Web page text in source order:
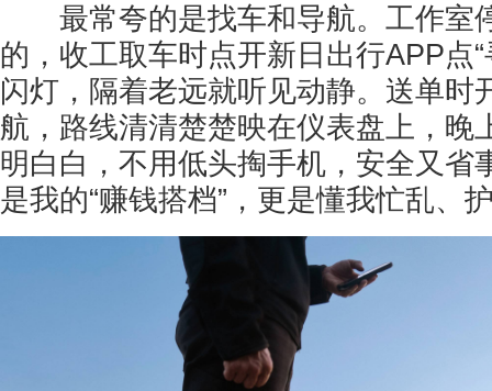
最常夸的是找车和导航。工作室
的，收工取车时点开新日出行APP点
闪灯，隔着老远就听见动静。送单时
航，路线清清楚楚映在仪表盘上，晚
明白白，不用低头掏手机，安全又省
是我的“赚钱搭档”，更是懂我忙乱、